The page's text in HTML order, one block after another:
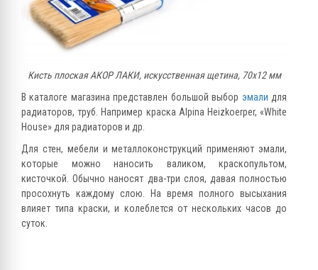
Кисть плоская АКОР ЛАКИ, искусственная щетина, 70х12 мм
В каталоге магазина представлен большой выбор эмали для
радиаторов, труб. Например краска Alpina Heizkоerper, «White
House» для радиаторов и др.
Для стен, мебели и металлоконструкций применяют эмали,
которые можно наносить валиком, краскопультом,
кисточкой. Обычно наносят два-три слоя, давая полностью
просохнуть каждому слою. На время полного высыхания
влияет типа краски, и колеблется от нескольких часов до
суток.